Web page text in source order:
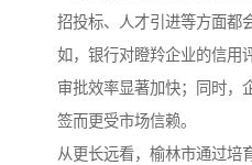
招投标、人才引进等方面都
如，银行对瞪羚企业的信用
审批效率显著加快；同时，
签而更受市场信赖。
从更长远看，榆林市通过培